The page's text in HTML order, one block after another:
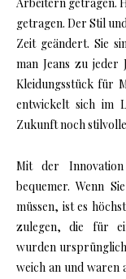
getragen. Der Stil
Zeit geändert. Sie
man Jeans zu jeder
Kleidungsstück für
entwickelt sich im
Zukunft noch
Mit der
bequemer. Wenn
müssen, ist es
zulegen, die für
wurden
weich an und waren